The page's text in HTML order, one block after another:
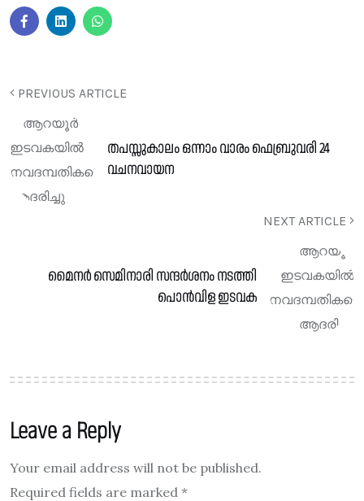
PREVIOUS ARTICLE
തപസ്സുകാലം ഒന്നാം വാരം ഫെബ്രുവരി 24
വചനവായന
NEXT ARTICLE
മൈനർ സെമിനാരി സന്ദർശനം നടത്തി
പൊൻവിള ഇടവക
Leave a Reply
Your email address will not be published.
Required fields are marked *